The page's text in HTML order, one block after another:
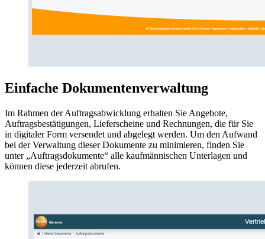
Einfache Dokumentenverwaltung
Im Rahmen der Auftragsabwicklung erhalten Sie Angebote,
Auftragsbestätigungen, Lieferscheine und Rechnungen, die für Sie
in digitaler Form versendet und abgelegt werden. Um den Aufwand
bei der Verwaltung dieser Dokumente zu minimieren, finden Sie
unter „Auftragsdokumente“ alle kaufmännischen Unterlagen und
können diese jederzeit abrufen.